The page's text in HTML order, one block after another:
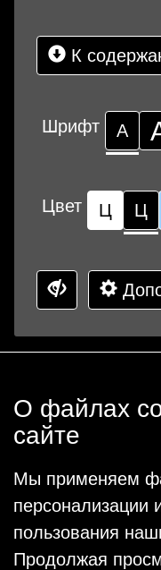
К
Шрифт А
Цвет Ц Ц
О файлах
сайте
Мы применяем
персонализации
пользования
Продолжая